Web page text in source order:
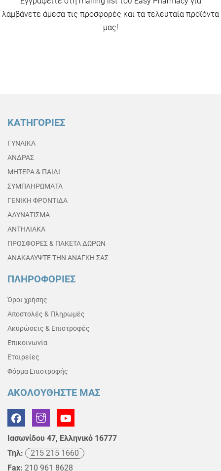
λαμβάνετε άμεσα τις προσφορές και τα τελευταία προϊόντα
μας!
ΚΑΤΗΓΟΡΙΕΣ
ΓΥΝΑΙΚΑ
ΑΝΔΡΑΣ
ΜΗΤΕΡΑ & ΠΑΙΔΙ
ΣΥΜΠΛΗΡΩΜΑΤΑ
ΓΕΝΙΚΗ ΦΡΟΝΤΙΔΑ
ΑΔΥΝΑΤΙΣΜΑ
ΑΝΤΗΛΙΑΚΑ
ΠΡΟΣΦΟΡΕΣ & ΠΑΚΕΤΑ ΔΩΡΩΝ
ΑΝΑΚΑΛΥΨΤΕ ΤΗΝ ΑΝΑΓΚΗ ΣΑΣ
ΠΛΗΡΟΦΟΡΙΕΣ
Όροι χρήσης
Αποστολές & Πληρωμές
Ακυρώσεις & Επιστροφές
Επικοινωνία
Εταιρείες
Φόρμα Επιστροφής
ΑΚΟΛΟΥΘΗΣΤΕ ΜΑΣ
Ιασωνίδου 47, Ελληνικό 16777
Τηλ:
215 215 1660
Fax: 210 961 8628